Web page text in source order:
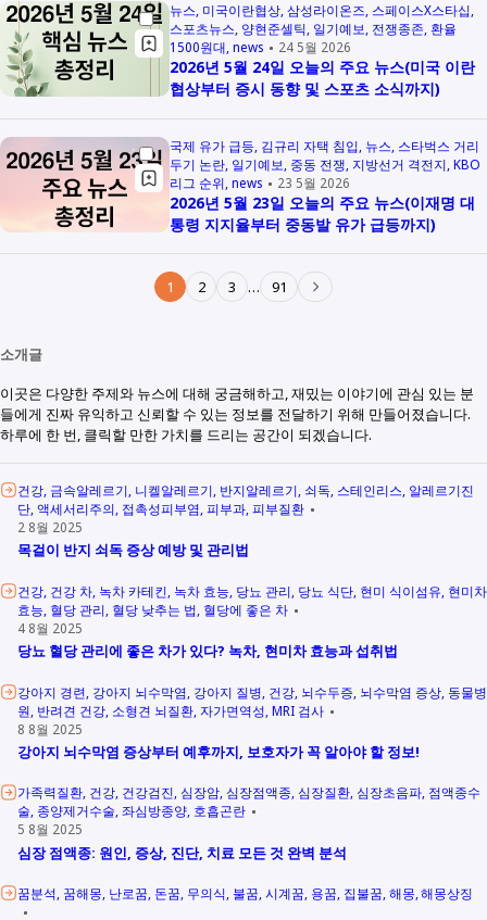
뉴스 미국이란협상 삼성라이온즈 스페이스X스타십
스포츠뉴스 양현준셀틱 일기예보 전쟁종존 환율
1500원대 news 24 5월 2026
2026년 5월 24일 오늘의 주요 뉴스(미국 이란
협상부터 증시 동향 및 스포츠 소식까지)
국제 유가 급등 김규리 자택 침입 뉴스 스타벅스 거리
두기 논란 일기예보 중동 전쟁 지방선거 격전지 KBO
리그 순위 news 23 5월 2026
2026년 5월 23일 오늘의 주요 뉴스(이재명 대
통령 지지율부터 중동발 유가 급등까지)
1 2 3 … 91
소개글
이곳은 다양한 주제와 뉴스에 대해 궁금해하고, 재밌는 이야기에 관심 있는 분
들에게 진짜 유익하고 신뢰할 수 있는 정보를 전달하기 위해 만들어졌습니다.
하루에 한 번, 클릭할 만한 가치를 드리는 공간이 되겠습니다.
건강 금속알레르기 니켈알레르기 반지알레르기 쇠독 스테인리스 알레르기진
단 액세서리주의 접촉성피부염 피부과 피부질환
2 8월 2025
목걸이 반지 쇠독 증상 예방 및 관리법
건강 건강 차 녹차 카테킨 녹차 효능 당뇨 관리 당뇨 식단 현미 식이섬유 현미차
효능 혈당 관리 혈당 낮추는 법 혈당에 좋은 차
4 8월 2025
당뇨 혈당 관리에 좋은 차가 있다? 녹차, 현미차 효능과 섭취법
강아지 경련 강아지 뇌수막염 강아지 질병 건강 뇌수두증 뇌수막염 증상 동물병
원 반려견 건강 소형견 뇌질환 자가면역성 MRI 검사
8 8월 2025
강아지 뇌수막염 증상부터 예후까지, 보호자가 꼭 알아야 할 정보!
가족력질환 건강 건강검진 심장암 심장점액종 심장질환 심장초음파 점액종수
술 종양제거수술 좌심방종양 호흡곤란
5 8월 2025
심장 점액종: 원인, 증상, 진단, 치료 모든 것 완벽 분석
꿈분석 꿈해몽 난로꿈 돈꿈 무의식 불꿈 시계꿈 용꿈 집불꿈 해몽 해몽상징